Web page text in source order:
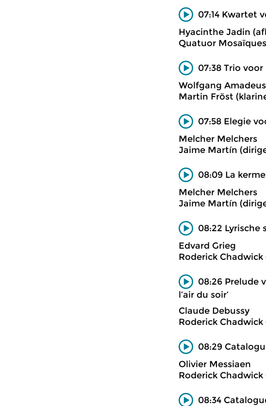
07:14 Kwartet
Hyacinthe Jadin
Quatuor Mosaïques
07:38 Trio
Wolfgang
Martin Fröst
07:58 Elegie
Melcher Melchers
Jaime Martín
08:09 La
Melcher Melchers
Jaime Martín
08:22 Lyrische
Edvard Grieg
Roderick Chadwick
08:26 Prelude
l’air du soir’
Claude Debussy
Roderick Chadwick
08:29
Olivier Messiaen
Roderick Chadwick
08:34